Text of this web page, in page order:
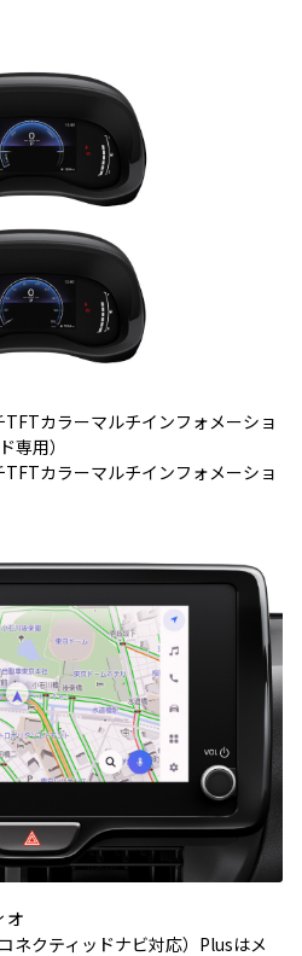
カラーマルチインフォメーショ
専用）
カラーマルチインフォメーショ
オ
ネクティッドナビ対応）Plusはメ